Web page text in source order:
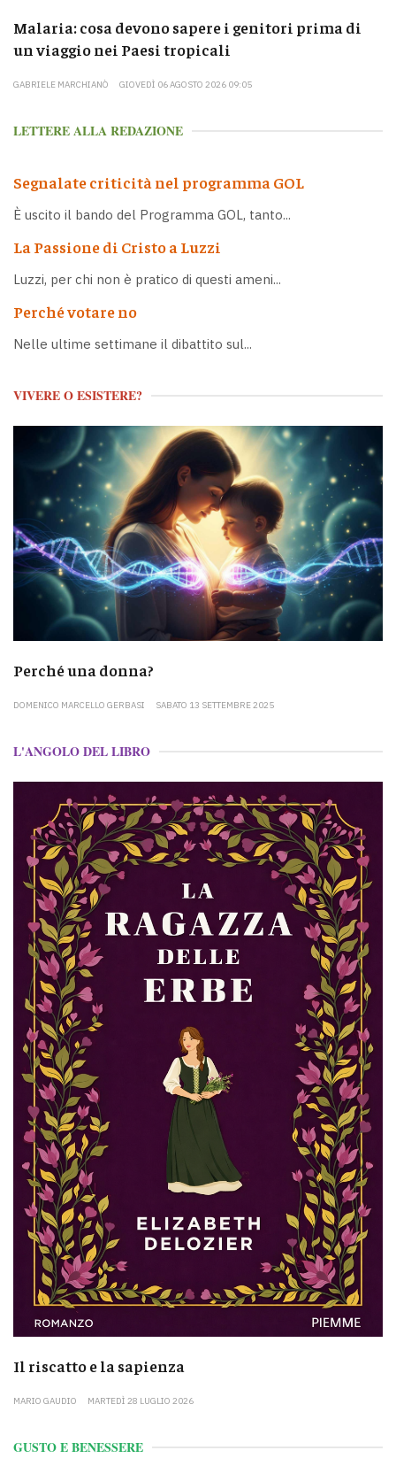
Malaria: cosa devono sapere i genitori prima di
un viaggio nei Paesi tropicali
GABRIELE MARCHIANÒ GIOVEDÌ 06 AGOSTO 2026 09:05
LETTERE ALLA REDAZIONE
Segnalate criticità nel programma GOL
È uscito il bando del Programma GOL, tanto...
La Passione di Cristo a Luzzi
Luzzi, per chi non è pratico di questi ameni...
Perché votare no
Nelle ultime settimane il dibattito sul...
VIVERE O ESISTERE?
Perché una donna?
DOMENICO MARCELLO GERBASI SABATO 13 SETTEMBRE 2025
L'ANGOLO DEL LIBRO
Il riscatto e la sapienza
MARIO GAUDIO MARTEDÌ 28 LUGLIO 2026
GUSTO E BENESSERE